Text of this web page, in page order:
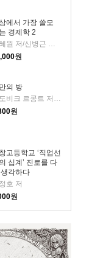
에서 가장 쓸모
경제학 2
석혜원 저/신병근 그림
원
의 방
뤼도비크 르콩트 저/장소미 역
원
고등학교 ‘직업선
십계’ 진로를 다
각하다
호 저
원